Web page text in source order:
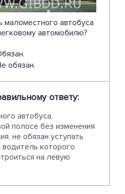
маломестного автобуса
автомобилю?
обязан.
ответу:
автобуса,
полосе без изменения
не обязан уступать
которого
на левую